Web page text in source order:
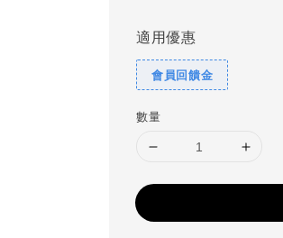
適用優惠
會員回饋金
數量